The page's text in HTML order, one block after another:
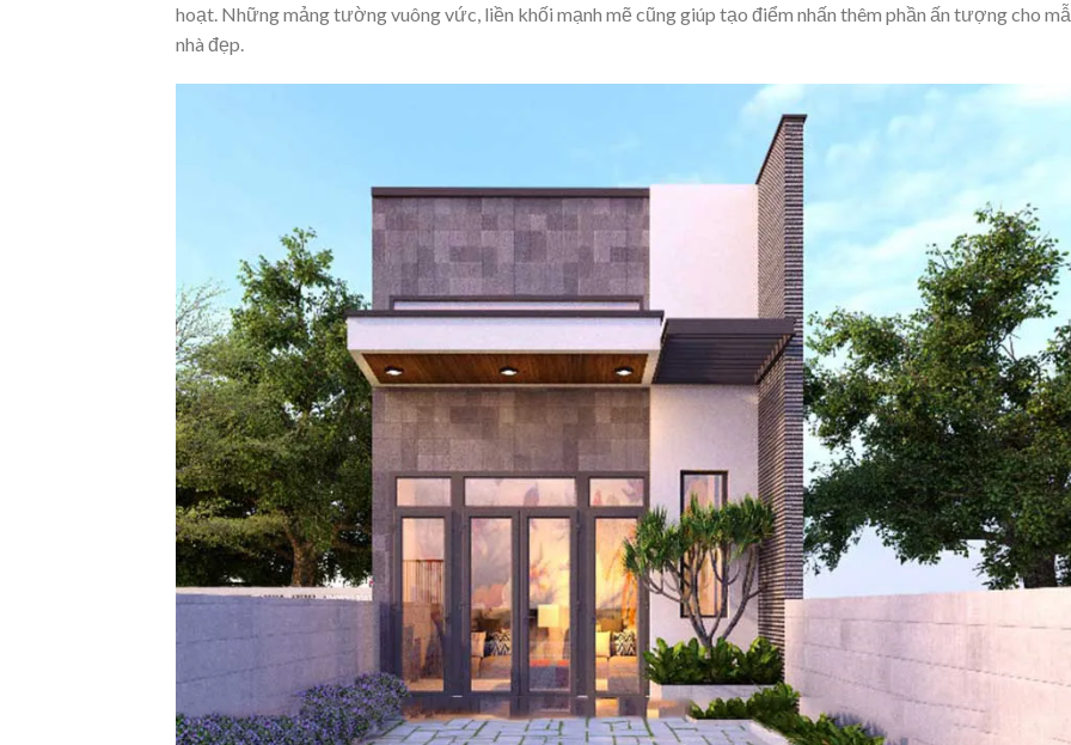
hoạt. Những mảng tường vuông vức, liền khối mạnh mẽ cũng giúp tạo điểm nhấn thêm phần ấn tượng cho
nhà đẹp.